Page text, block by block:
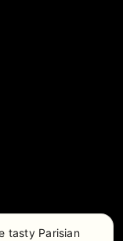
tasty Parisian